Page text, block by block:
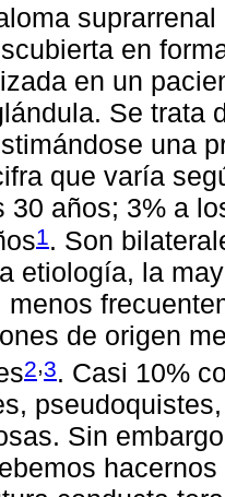
en
en un
Se trata
una
que varía
30 años; 3% a
1 . Son
etiología, la
menos
de origen
2,3. Casi 10%
Sin